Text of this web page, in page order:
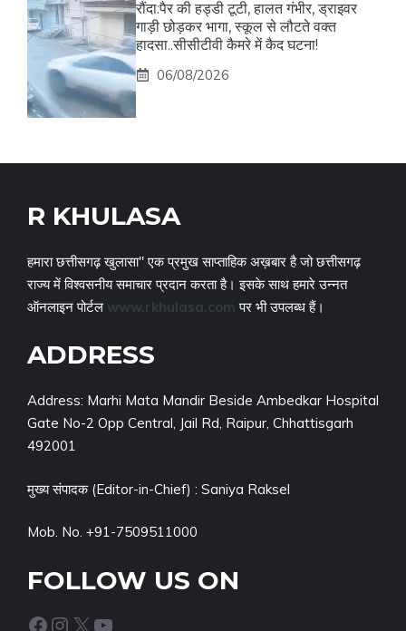
रौंदा:पैर की हड्डी टूटी, हालत गंभीर, ड्राइवर
गाड़ी छोड़कर भागा, स्कूल से लौटते वक्त
हादसा..सीसीटीवी कैमरे में कैद घटना!
06/08/2026
R KHULASA
हमारा छत्तीसगढ़ खुलासा" एक प्रमुख साप्ताहिक अख़बार है जो छत्तीसगढ़
राज्य में विश्वसनीय समाचार प्रदान करता है। इसके साथ हमारे उन्नत
ऑनलाइन पोर्टल www.rkhulasa.com पर भी उपलब्ध हैं।
ADDRESS
Address: Marhi Mata Mandir Beside Ambedkar Hospital
Gate No-2 Opp Central, Jail Rd, Raipur, Chhattisgarh
492001
मुख्य संपादक (Editor-in-Chief) : Saniya Raksel
Mob. No. +91-7509511000
FOLLOW US ON
Facebook Instagram X YouTube